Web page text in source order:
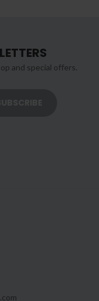
and special offers.